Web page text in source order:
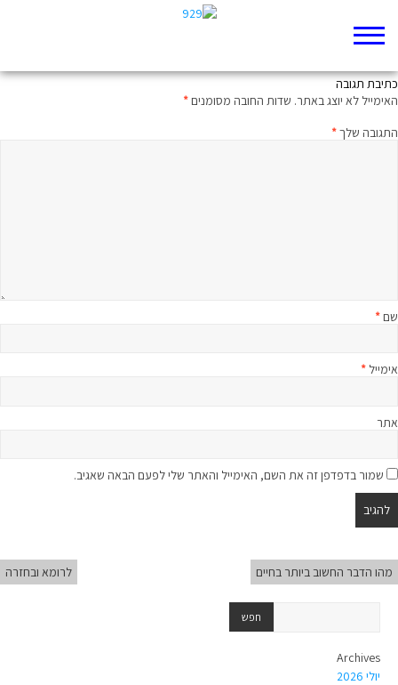
כתיבת תגובה
האימייל לא יוצג באתר. שדות החובה מסומנים*
התגובה שלך*
שם*
אימייל *
אתר
שמור בדפדפן זה את השם, האימייל והאתר שלי לפעם הבאה שאגיב.
מהו הדבר החשוב ביותר בחיים לרומא ובחזרה
Archives
יולי 2026